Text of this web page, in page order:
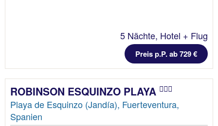
5 Nächte, Hotel + Flug
Preis p.P. ab 729 €
ROBINSON ESQUINZO PLAYA
Playa de Esquinzo (Jandía), Fuerteventura,
Spanien